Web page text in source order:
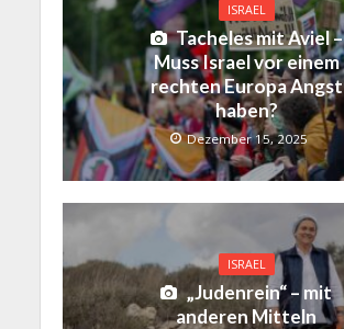
ISRAEL
Tacheles mit Aviel –
Muss Israel vor einem
rechten Europa Angst
haben?
Dezember 15, 2025
ISRAEL
„Judenrein“ – mit
anderen Mitteln